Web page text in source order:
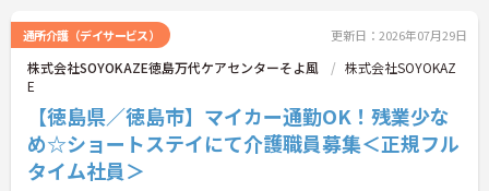
通所介護（デイサービス） 更新日：2026年07月29日
株式会社SOYOKAZE徳島万代ケアセンターそよ風
株式会社SOYOKAZ
E
【徳島県／徳島市】マイカー通勤OK！残業少な
め☆ショートステイにて介護職員募集＜正規フル
タイム社員＞